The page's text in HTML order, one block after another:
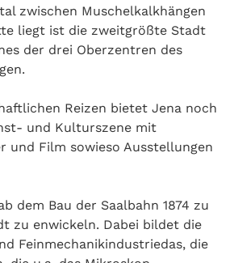
zwischen Muschelkalkhängen
liegt ist die zweitgrößte Stadt
der drei Oberzentren des
Reizen bietet Jena noch
und Kulturszene mit
und Film sowieso Ausstellungen
dem Bau der Saalbahn 1874 zu
zu enwickeln. Dabei bildet die
Feinmechanikindustriedas, die